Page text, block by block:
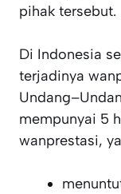
pihak tersebut.
Di Indonesia
terjadinya
mempunyai 5
wanprestasi,